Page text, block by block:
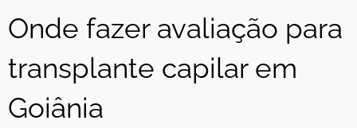
Onde fazer avaliação para
transplante capilar em
Goiânia